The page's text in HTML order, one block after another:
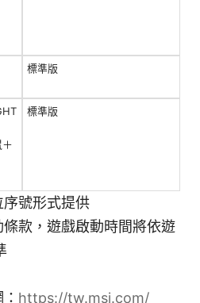
標準版
標準版
號形式提供
款，遊戲啟動時間將依遊
https://tw.msi.com/